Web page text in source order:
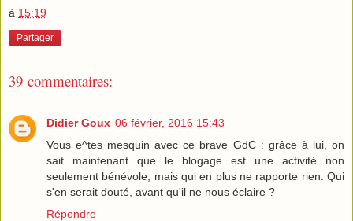
à 15:19
Partager
39 commentaires:
Didier Goux 06 février, 2016 15:43
Vous e^tes mesquin avec ce brave GdC : grâce à lui, on
sait maintenant que le blogage est une activité non
seulement bénévole, mais qui en plus ne rapporte rien. Qui
s'en serait douté, avant qu'il ne nous éclaire ?
Répondre